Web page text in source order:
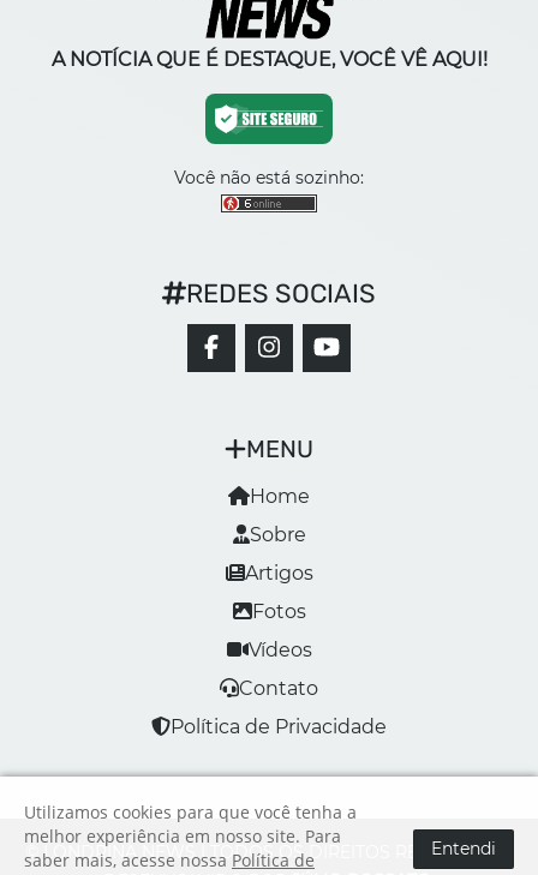
A NOTÍCIA QUE É DESTAQUE, VOCÊ VÊ AQUI!
Você não está sozinho:
MENU
Home
Sobre
Artigos
Fotos
Vídeos
Contato
Política de Privacidade
REDES SOCIAIS
© LONDRINA NEWS | TODOS OS DIREITOS RESERVADOS
Utilizamos cookies para que você tenha a
melhor experiência em nosso site. Para
saber mais, acesse nossa Política de
Entendi